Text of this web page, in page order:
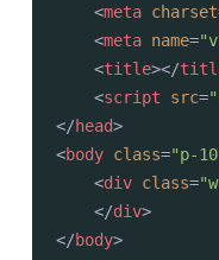
<meta charset
<meta name=
<title></
<script src=
</head>
<body class="p-
<div class=
</div>
</body>